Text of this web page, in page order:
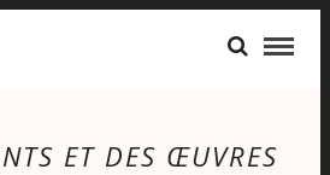
ET DES ŒUVRES